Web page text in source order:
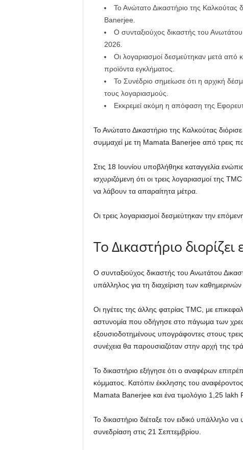
Το Ανώτατο Δικαστήριο της Καλκούτας
Banerjee.
Ο συνταξιούχος δικαστής του
2026.
Οι λογαριασμοί δεσμεύτηκαν μετά από
προϊόντα εγκλήματος.
Το Συνέδριο σημείωσε ότι η αρχική
τους λογαριασμούς.
Εκκρεμεί ακόμη η απόφαση της
Το Ανώτατο Δικαστήριο της Καλκούτας
συμμαχεί με τη Mamata Banerjee από τρεις
Στις 18 Ιουνίου υποβλήθηκε καταγγελία
ισχυριζόμενη ότι οι τρεις λογαριασμοί της
να λάβουν τα απαραίτητα μέτρα.
Οι τρεις λογαριασμοί δεσμεύτηκαν την
Το Δικαστήριο διορίζει
Ο συνταξιούχος δικαστής του Ανωτάτου
υπάλληλος για τη διαχείριση των
Οι ηγέτες της άλλης φατρίας TMC, με
αστυνομία που οδήγησε στο πάγωμα των
εξουσιοδοτημένους υπογράφοντες στους
συνέχεια θα παρουσιαζόταν στην αρχή της
Το δικαστήριο εξήγησε ότι ο αναφέρων
κόμματος. Κατόπιν έκκλησης του
Mamata Banerjee και ένα τιμολόγιο 1,25 lakh
Το δικαστήριο διέταξε τον ειδικό
συνεδρίαση στις 21 Σεπτεμβρίου.